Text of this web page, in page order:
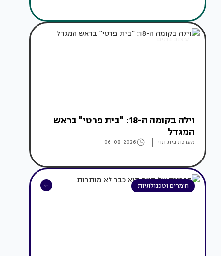
עיצוב בתים
וילה בקומה ה-18: "בית פרטי" בראש
המגדל
מערכת בית ונוי 06-08-2026
חומרים וטכנולוגיות